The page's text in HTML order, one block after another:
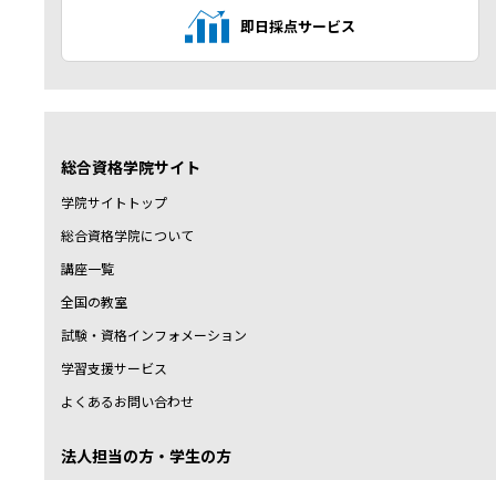
即日採点サービス
総合資格学院サイト
学院サイトトップ
総合資格学院について
講座一覧
全国の教室
試験・資格インフォメーション
学習支援サービス
よくあるお問い合わせ
法人担当の方・学生の方